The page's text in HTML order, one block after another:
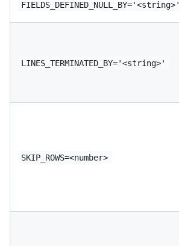
FIELDS_DEFINED_NULL_BY='<string>'
LINES_TERMINATED_BY='<string>'
SKIP_ROWS=<number>